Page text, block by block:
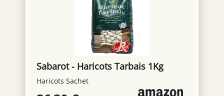
Sabarot - Haricots Tarbais 1Kg
Haricots Sachet